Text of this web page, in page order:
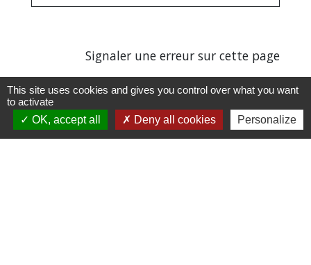
Signaler une erreur sur cette page
This site uses cookies and gives you control over what you want
to activate
OK, accept all
Deny all cookies Personalize